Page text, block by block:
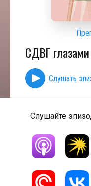
СДВГ
Слушать
Слушайте